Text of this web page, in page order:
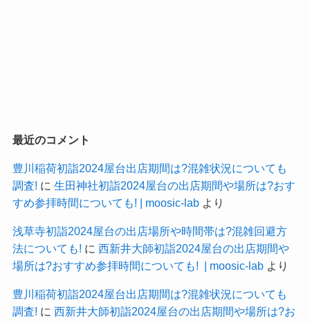
最近のコメント
豊川稲荷初詣2024屋台出店期間は?混雑状況についても
調査! に 生田神社初詣2024屋台の出店期間や場所は?おす
すめ参拝時間についても! | moosic-labより
浅草寺初詣2024屋台の出店場所や時間帯は?混雑回避方
法についても! に 西新井大師初詣2024屋台の出店期間や
場所は?おすすめ参拝時間についても! | moosic-labより
豊川稲荷初詣2024屋台出店期間は?混雑状況についても
調査! に 西新井大師初詣2024屋台の出店期間や場所は?お